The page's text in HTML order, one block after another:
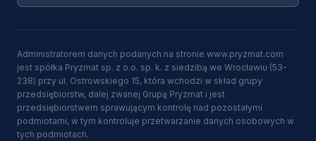
Administratorem danych podanych na stronie www.pryzmat.com
jest spółka Pryzmat sp. z o.o. sp. k. z siedzibą we Wrocławiu (53-
238) przy ul. Ostrowskiego 15, która wchodzi w skład grupy
przedsiębiorstw, dalej zwanej Grupą Pryzmat i jest
przedsiębiorstwem sprawującym kontrolę nad pozostałymi
podmiotami, w tym kontroluje przetwarzanie danych osobowych w
tych podmiotach.